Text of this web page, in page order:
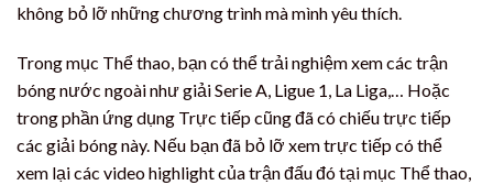
không bỏ lỡ những chương trình mà mình yêu thích.
Trong mục Thể thao, bạn có thể trải nghiệm xem các trận
bóng nước ngoài như giải Serie A, Ligue 1, La Liga,… Hoặc
trong phần ứng dụng Trực tiếp cũng đã có chiếu trực tiếp
các giải bóng này. Nếu bạn đã bỏ lỡ xem trực tiếp có thể
xem lại các video highlight của trận đấu đó tại mục Thể thao,